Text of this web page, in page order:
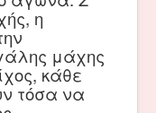
η
μάχης
κάθε
τόσα να